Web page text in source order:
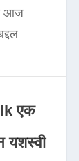
आज
एक
यशस्वी